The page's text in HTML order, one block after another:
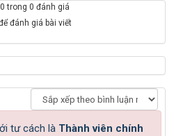
trong 0 đánh giá
đánh giá bài viết
tư cách là Thành viên chính